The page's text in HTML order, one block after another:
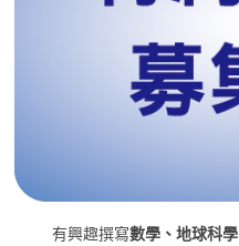
有興趣撰寫數學、地球科